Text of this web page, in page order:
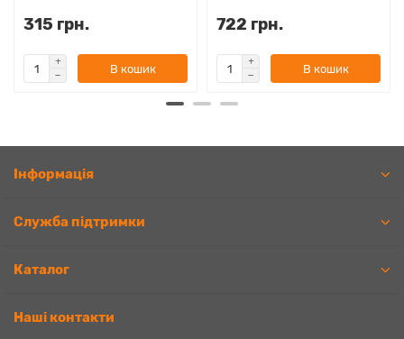
315 грн.
В кошик
722 грн.
В кошик
Iнформація
Служба підтримки
Каталог
Наші контакти